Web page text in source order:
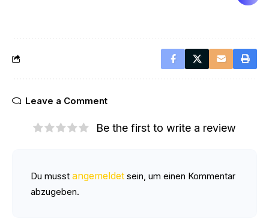
Leave a Comment
Be the first to write a review
Du musst angemeldet sein, um einen Kommentar
abzugeben.